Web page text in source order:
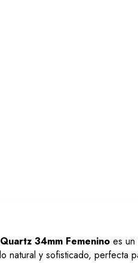
Quartz 34mm Femenino es
natural y sofisticado, perfecta